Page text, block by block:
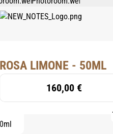
ROSA LIMONE - 50ML
160,00 €